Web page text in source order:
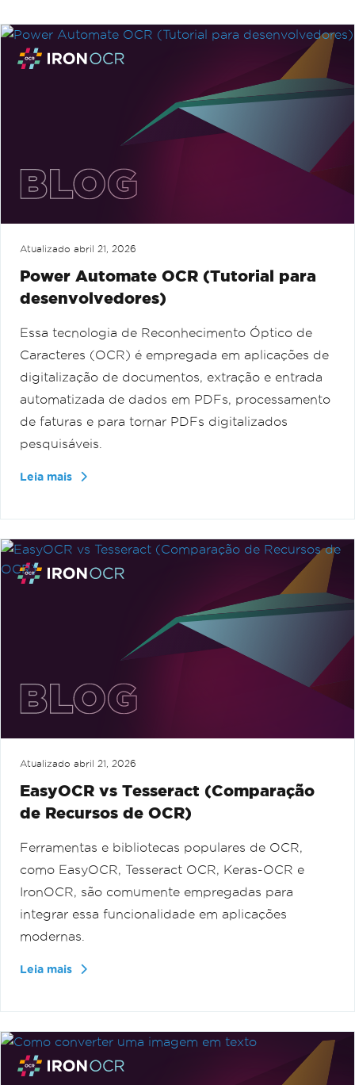
Atualizado abril 21, 2026
Power Automate OCR (Tutorial para
desenvolvedores)
Essa tecnologia de Reconhecimento Óptico de
Caracteres (OCR) é empregada em aplicações de
digitalização de documentos, extração e entrada
automatizada de dados em PDFs, processamento
de faturas e para tornar PDFs digitalizados
pesquisáveis.
Leia mais
Atualizado abril 21, 2026
EasyOCR vs Tesseract (Comparação
de Recursos de OCR)
Ferramentas e bibliotecas populares de OCR,
como EasyOCR, Tesseract OCR, Keras-OCR e
IronOCR, são comumente empregadas para
integrar essa funcionalidade em aplicações
modernas.
Leia mais